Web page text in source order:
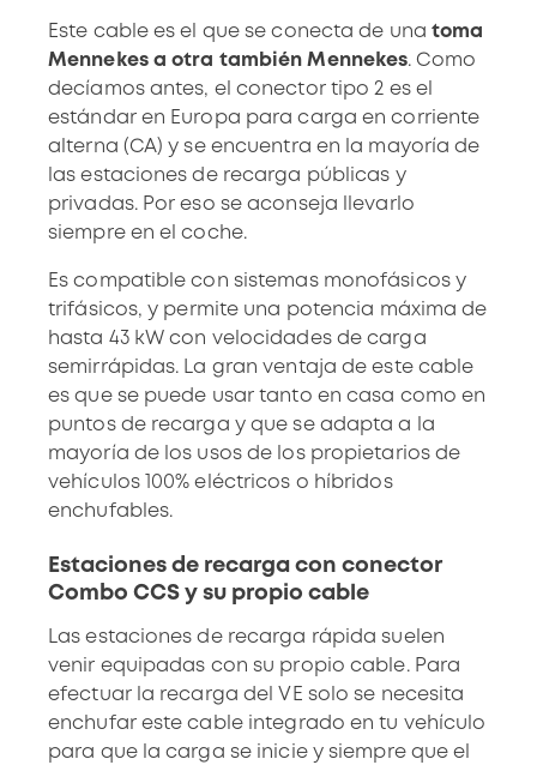
Este cable es el que se conecta de una toma
Mennekes a otra también Mennekes. Como
decíamos antes, el conector tipo 2 es el
estándar en Europa para carga en corriente
alterna (CA) y se encuentra en la mayoría de
las estaciones de recarga públicas y
privadas. Por eso se aconseja llevarlo
siempre en el coche.
Es compatible con sistemas monofásicos y
trifásicos, y permite una potencia máxima de
hasta 43 kW con velocidades de carga
semirrápidas. La gran ventaja de este cable
es que se puede usar tanto en casa como en
puntos de recarga y que se adapta a la
mayoría de los usos de los propietarios de
vehículos 100% eléctricos o híbridos
enchufables.
Estaciones de recarga con conector
Combo CCS y su propio cable
Las estaciones de recarga rápida suelen
venir equipadas con su propio cable. Para
efectuar la recarga del VE solo se necesita
enchufar este cable integrado en tu vehículo
para que la carga se inicie y siempre que el